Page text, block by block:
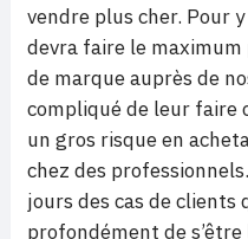
vendre plus cher. Pour
devra faire le
de marque auprès de
compliqué de leur faire
un gros risque en
chez des
jours des cas de
profondément de